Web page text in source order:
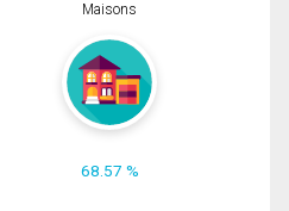
Maisons
68.57 %